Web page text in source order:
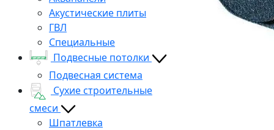
Акустические плиты
ГВЛ
Специальные
Подвесные потолки
Подвесная система
Сухие строительные
смеси
Шпатлевка